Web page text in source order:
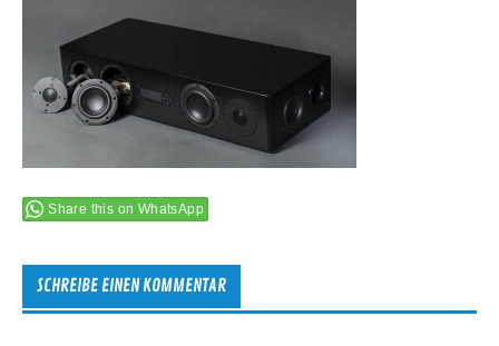
Share this on WhatsApp
SCHREIBE EINEN KOMMENTAR